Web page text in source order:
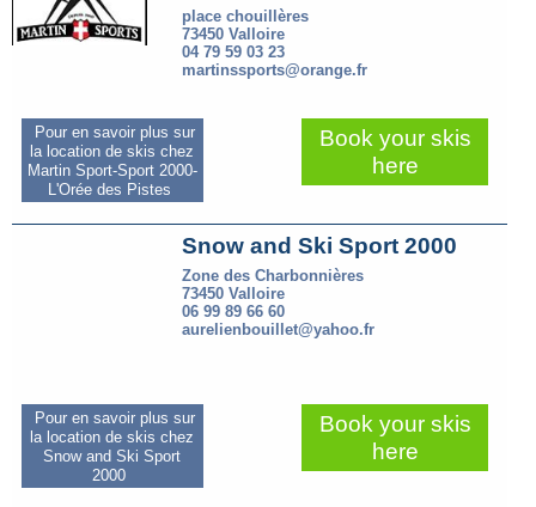
place chouillères
73450 Valloire
04 79 59 03 23
martinssports@orange.fr
Pour en savoir plus sur
la location de skis chez
Martin Sport-Sport 2000-
L'Orée des Pistes
Book your skis
here
Snow and Ski Sport 2000
Zone des Charbonnières
73450 Valloire
06 99 89 66 60
aurelienbouillet@yahoo.fr
Pour en savoir plus sur
la location de skis chez
Snow and Ski Sport
2000
Book your skis
here